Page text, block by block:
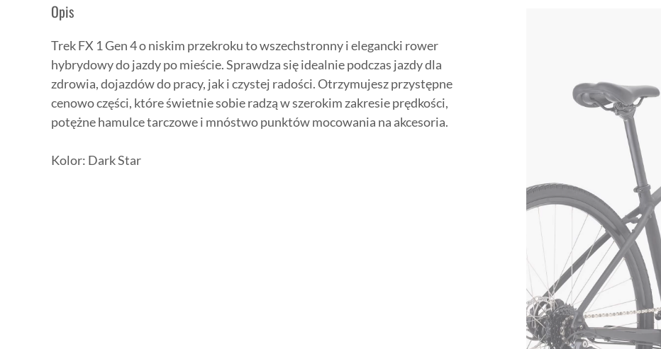
Opis
Trek FX 1 Gen 4 o niskim przekroku to wszechstronny i elegancki rower
hybrydowy do jazdy po mieście. Sprawdza się idealnie podczas jazdy dla
zdrowia, dojazdów do pracy, jak i czystej radości. Otrzymujesz przystępne
cenowo części, które świetnie sobie radzą w szerokim zakresie prędkości,
potężne hamulce tarczowe i mnóstwo punktów mocowania na akcesoria.
Kolor: Dark Star